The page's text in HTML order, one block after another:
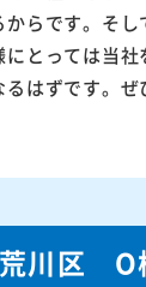
らです。そし
とっては当社
るはずです。
川区 O